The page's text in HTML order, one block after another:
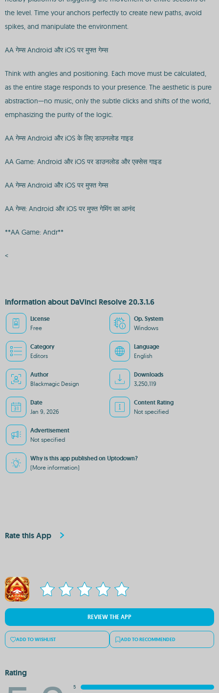
the level. Time your anchors perfectly to create new paths, avoid
spikes, and manipulate the environment.
AA गेम्स Android और iOS पर मुफ्त गेम्स
Think with angles and positioning. Each move must be calculated,
as the entire stage responds to your presence. The aesthetic is pure
abstraction—no music, only the subtle clicks and shifts of the world,
emphasizing the purity of the logic.
AA गेम्स Android और iOS के लिए डाउनलोड गाइड
AA Game: Android और iOS पर डाउनलोड और एक्सेस गाइड
AA गेम्स Android और iOS पर मुफ्त गेम्स
AA गेम्स: Android और iOS पर मुफ्त गेमिंग का आनंद
**AA Game: Andr**
<
Information about DaVinci Resolve 20.3.1.6
License
Free
Op. System
Windows
Category
Editors
Language
English
Author
Blackmagic Design
Downloads
3,250,119
Date
Jan 9, 2026
Content Rating
Not specified
Advertisement
Not specified
Why is this app published on Uptodown?
(More information)
Rate this App
REVIEW THE APP
ADD TO WISHLIST ADD TO RECOMMENDED
Rating
5